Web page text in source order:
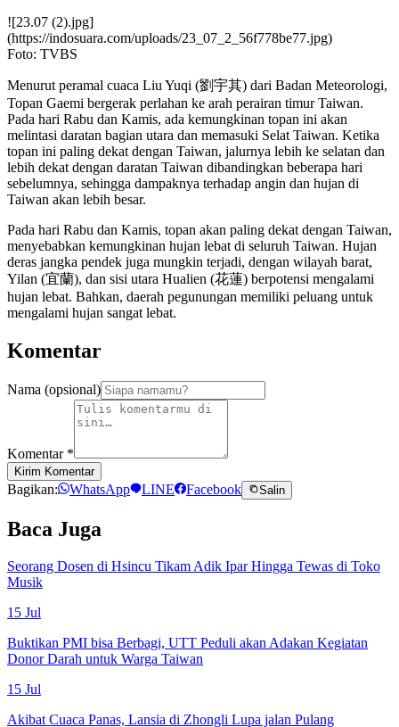
![23.07 (2).jpg]
(https://indosuara.com/uploads/23_07_2_56f778be77.jpg)
Foto: TVBS
Menurut peramal cuaca Liu Yuqi (劉宇其) dari Badan Meteorologi,
Topan Gaemi bergerak perlahan ke arah perairan timur Taiwan.
Pada hari Rabu dan Kamis, ada kemungkinan topan ini akan
melintasi daratan bagian utara dan memasuki Selat Taiwan. Ketika
topan ini paling dekat dengan Taiwan, jalurnya lebih ke selatan dan
lebih dekat dengan daratan Taiwan dibandingkan beberapa hari
sebelumnya, sehingga dampaknya terhadap angin dan hujan di
Taiwan akan lebih besar.
Pada hari Rabu dan Kamis, topan akan paling dekat dengan Taiwan,
menyebabkan kemungkinan hujan lebat di seluruh Taiwan. Hujan
deras jangka pendek juga mungkin terjadi, dengan wilayah barat,
Yilan (宜蘭), dan sisi utara Hualien (花蓮) berpotensi mengalami
hujan lebat. Bahkan, daerah pegunungan memiliki peluang untuk
mengalami hujan sangat lebat.
Komentar
Nama (opsional)
Komentar *
Kirim Komentar
Bagikan: WhatsApp LINE Facebook Salin
Baca Juga
Seorang Dosen di Hsincu Tikam Adik Ipar Hingga Tewas di Toko
Musik
15 Jul
Buktikan PMI bisa Berbagi, UTT Peduli akan Adakan Kegiatan
Donor Darah untuk Warga Taiwan
15 Jul
Akibat Cuaca Panas, Lansia di Zhongli Lupa jalan Pulang